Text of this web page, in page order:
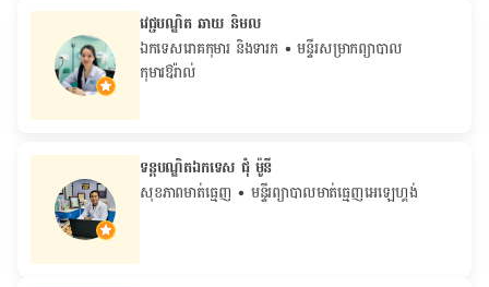
វេជ្ជបណ្ឌិត ឆាយ និមល
ឯកទេសរោគកុមារ និងទារក• មន្ទីរសម្រាកព្យាបាល
កុមារឱរ៉ាល់
ទន្តបណ្ឌិតឯកទេស ជុំ ម៉ូនី
សុខភាពមាត់ធ្មេញ • មន្ទីរព្យាបាលមាត់ធ្មេញអេឡេហ្គង់